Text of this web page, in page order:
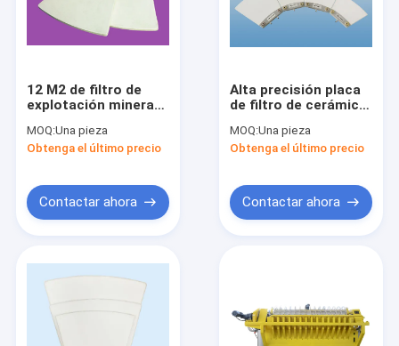
Productos
Sobre nosotros
12 M2 de filtro de
explotación minera
de la placa que
deseca para el filtro
MOQ:Una pieza
Obtenga el último precio
Contactar ahora
Alta precisión placa
de filtro de cerámica
equipo de
desecación minero
MOQ:Una pieza
Obtenga el último precio
Contactar ahora